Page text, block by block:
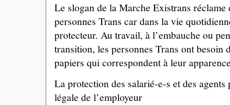
Le slogan de la Marche Existrans réclame
personnes Trans car dans la vie
protecteur. Au travail, à l’embauche ou
transition, les personnes Trans ont besoin
papiers qui correspondent à leur
La protection des salarié-e-s et des
légale de l’employeur